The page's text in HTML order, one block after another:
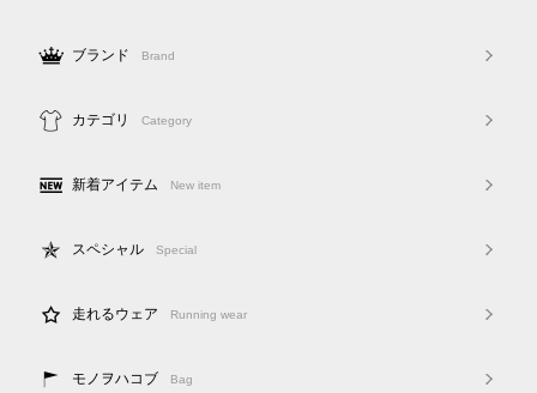
ブランド Brand
カテゴリ Category
新着アイテム New item
スペシャル Special
走れるウェア Running wear
モノヲハコブ Bag